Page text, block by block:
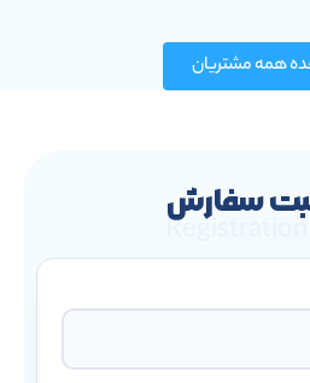
همه مشتریان
سفارش
Registration